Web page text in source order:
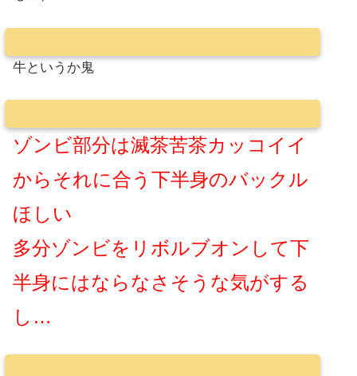
牛というか鬼
ゾンビ部分は滅茶苦茶カッコイイ
からそれに合う下半身のバックル
ほしい
多分ゾンビをリボルブオンして下
半身にはならなさそうな気がする
し…